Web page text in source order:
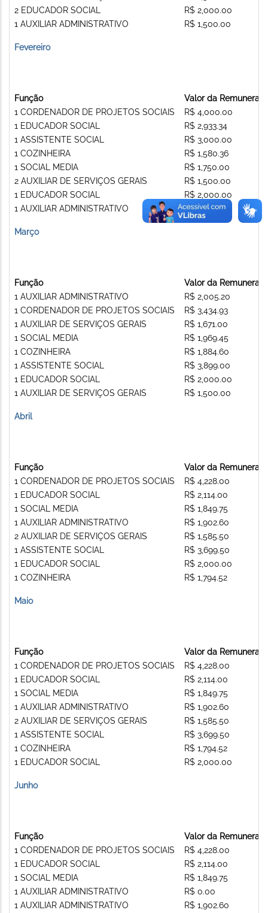
2 EDUCADOR SOCIAL
1 AUXILIAR ADMINISTRATIVO
R$ 2,000.00
R$ 1,500.00
Fevereiro
Função
1 CORDENADOR DE PROJETOS SOCIAIS
1 EDUCADOR SOCIAL
1 ASSISTENTE SOCIAL
1 COZINHEIRA
1 SOCIAL MEDIA
2 AUXILIAR DE SERVIÇOS GERAIS
1 EDUCADOR SOCIAL
1 AUXILIAR ADMINISTRATIVO
Valor da
R$ 4,000.00
R$ 2,933.34
R$ 3,000.00
R$ 1,580.36
R$ 1,750.00
R$ 1,500.00
R$ 2,000.00
R$ 1,500.00
Março
Função
1 AUXILIAR ADMINISTRATIVO
1 CORDENADOR DE PROJETOS SOCIAIS
1 AUXILIAR DE SERVIÇOS GERAIS
1 SOCIAL MEDIA
1 COZINHEIRA
1 ASSISTENTE SOCIAL
1 EDUCADOR SOCIAL
1 AUXILIAR DE SERVIÇOS GERAIS
Valor da
R$ 2,005.20
R$ 3,434.93
R$ 1,671.00
R$ 1,969.45
R$ 1,884.60
R$ 3,899.00
R$ 2,000.00
R$ 1,500.00
Abril
Função
1 CORDENADOR DE PROJETOS SOCIAIS
1 EDUCADOR SOCIAL
1 SOCIAL MEDIA
1 AUXILIAR ADMINISTRATIVO
2 AUXILIAR DE SERVIÇOS GERAIS
1 ASSISTENTE SOCIAL
1 EDUCADOR SOCIAL
1 COZINHEIRA
Valor da
R$ 4,228.00
R$ 2,114.00
R$ 1,849.75
R$ 1,902.60
R$ 1,585.50
R$ 3,699.50
R$ 2,000.00
R$ 1,794.52
Maio
Função
1 CORDENADOR DE PROJETOS SOCIAIS
1 EDUCADOR SOCIAL
1 SOCIAL MEDIA
1 AUXILIAR ADMINISTRATIVO
2 AUXILIAR DE SERVIÇOS GERAIS
1 ASSISTENTE SOCIAL
1 COZINHEIRA
1 EDUCADOR SOCIAL
Valor da
R$ 4,228.00
R$ 2,114.00
R$ 1,849.75
R$ 1,902.60
R$ 1,585.50
R$ 3,699.50
R$ 1,794.52
R$ 2,000.00
Junho
Função
1 CORDENADOR DE PROJETOS SOCIAIS
1 EDUCADOR SOCIAL
1 SOCIAL MEDIA
1 AUXILIAR ADMINISTRATIVO
1 AUXILIAR ADMINISTRATIVO
Valor da
R$ 4,228.00
R$ 2,114.00
R$ 1,849.75
R$ 0.00
R$ 1,902.60